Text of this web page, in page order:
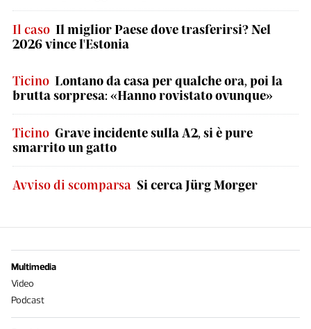
Il caso Il miglior Paese dove trasferirsi? Nel
2026 vince l'Estonia
Ticino Lontano da casa per qualche ora, poi la
brutta sorpresa: «Hanno rovistato ovunque»
Ticino Grave incidente sulla A2, si è pure
smarrito un gatto
Avviso di scomparsa Si cerca Jürg Morger
Multimedia
Video
Podcast